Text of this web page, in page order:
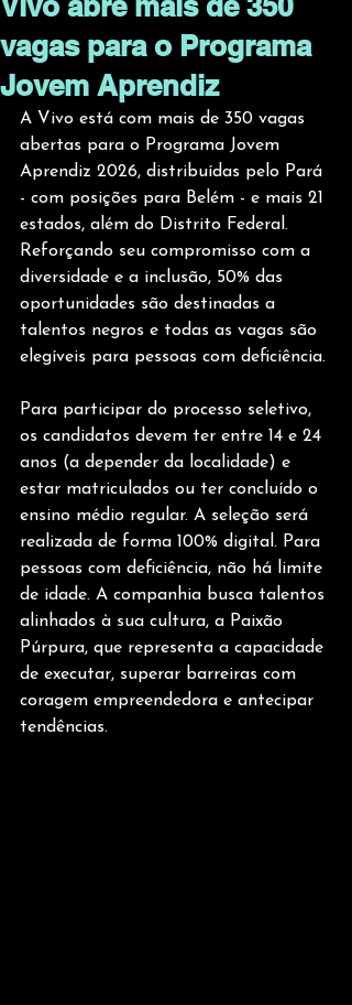
vagas para o Programa
Jovem Aprendiz
A Vivo está com mais de 350 vagas
abertas para o Programa Jovem
Aprendiz 2026, distribuídas pelo Pará
- com posições para Belém - e mais 21
estados, além do Distrito Federal.
Reforçando seu compromisso com a
diversidade e a inclusão, 50% das
oportunidades são destinadas a
talentos negros e todas as vagas são
elegíveis para pessoas com deficiência.
Para participar do processo seletivo,
os candidatos devem ter entre 14 e 24
anos (a depender da localidade) e
estar matriculados ou ter concluído o
ensino médio regular. A seleção será
realizada de forma 100% digital. Para
pessoas com deficiência, não há limite
de idade. A companhia busca talentos
alinhados à sua cultura, a Paixão
Púrpura, que representa a capacidade
de executar, superar barreiras com
coragem empreendedora e antecipar
tendências.